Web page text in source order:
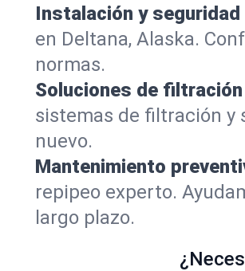
Instalación y seguridad
en Deltana, Alaska.
normas.
Soluciones de
sistemas de filtración y
nuevo.
Mantenimiento
repipeo experto.
largo plazo.